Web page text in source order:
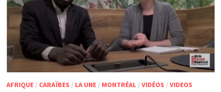
AFRIQUE/ CARAÏBES / LA UNE/ MONTRÉAL/ VIDÉOS / VIDEOS